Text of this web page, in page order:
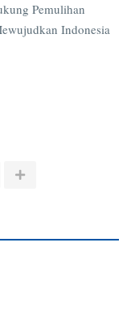
Pemulihan
Indonesia